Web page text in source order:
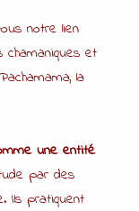
notre lien
et
la
une entité
par des
Ils pratiquent